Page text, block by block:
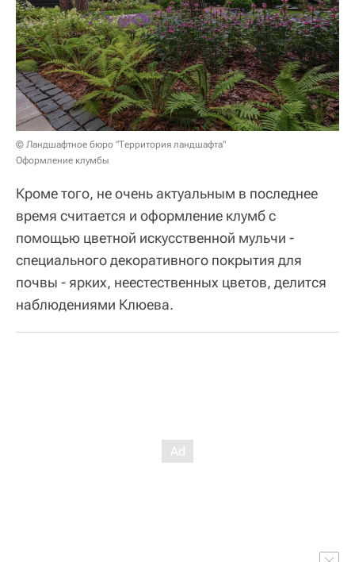
© Ландшафтное бюро "Территория ландшафта"
Оформление клумбы
Кроме того, не очень актуальным в последнее
время считается и оформление клумб с
помощью цветной искусственной мульчи -
специального декоративного покрытия для
почвы - ярких, неестественных цветов, делится
наблюдениями Клюева.